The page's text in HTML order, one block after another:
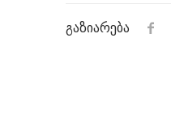
გაზიარება